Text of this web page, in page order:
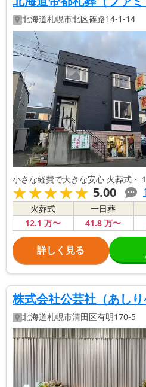
北海道札幌市北区篠路14-1-14
小さな経費で大きな安心 火葬式・
★★★★★
★★★★★ 5.00 1
火葬式
12.1 万〜
一日葬
41.8 万〜
詳しく見る
株式会社公芸社（あしり
北海道札幌市清田区有明170-5